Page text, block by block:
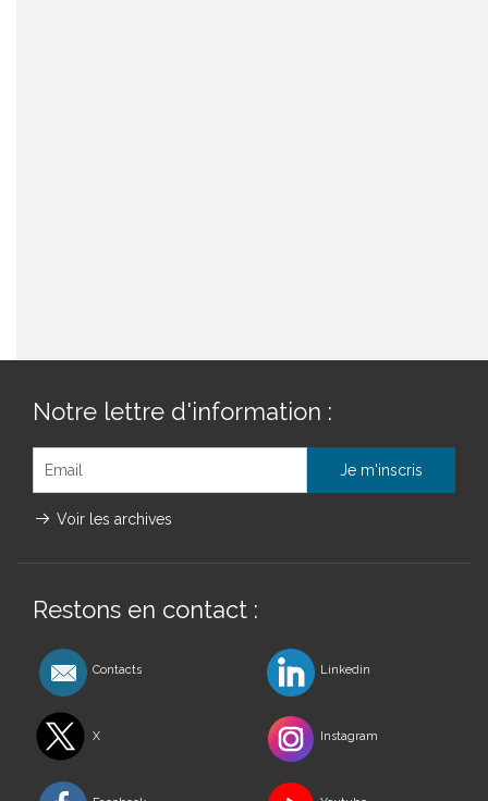
Notre lettre d'information :
Voir les archives
Restons en contact :
Contacts Linkedin
X Instagram